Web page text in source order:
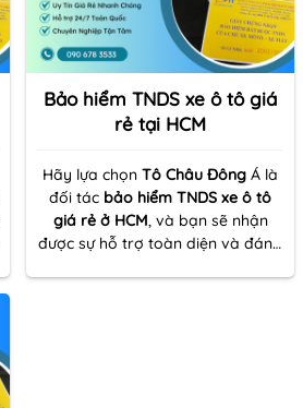
Bảo hiểm TNDS xe ô tô giá
rẻ tại HCM
Hãy lựa chọn Tô Châu Đông Á là
đối tác bảo hiểm TNDS xe ô tô
giá rẻ ở HCM, và bạn sẽ nhận
được sự hỗ trợ toàn diện và đáng